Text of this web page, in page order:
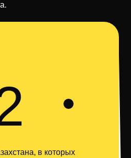
в которых